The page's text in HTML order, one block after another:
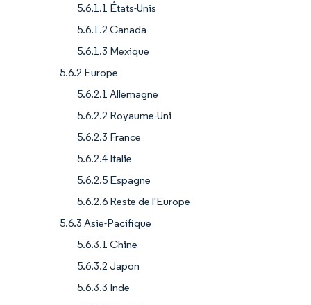
5.6.1.1 États-Unis
5.6.1.2 Canada
5.6.1.3 Mexique
5.6.2 Europe
5.6.2.1 Allemagne
5.6.2.2 Royaume-Uni
5.6.2.3 France
5.6.2.4 Italie
5.6.2.5 Espagne
5.6.2.6 Reste de l'Europe
5.6.3 Asie-Pacifique
5.6.3.1 Chine
5.6.3.2 Japon
5.6.3.3 Inde